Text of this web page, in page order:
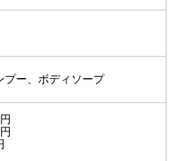
プー、ボディソープ